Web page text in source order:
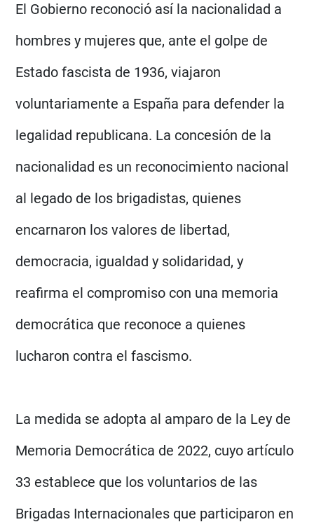
El Gobierno reconoció así la nacionalidad a
hombres y mujeres que, ante el golpe de
Estado fascista de 1936, viajaron
voluntariamente a España para defender la
legalidad republicana. La concesión de la
nacionalidad es un reconocimiento nacional
al legado de los brigadistas, quienes
encarnaron los valores de libertad,
democracia, igualdad y solidaridad, y
reafirma el compromiso con una memoria
democrática que reconoce a quienes
lucharon contra el fascismo.
La medida se adopta al amparo de la Ley de
Memoria Democrática de 2022, cuyo artículo
33 establece que los voluntarios de las
Brigadas Internacionales que participaron en